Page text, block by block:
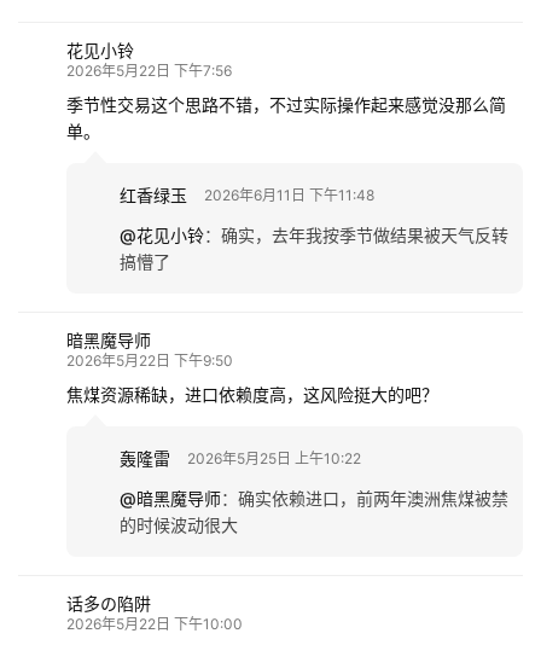
花见小铃
2026年5月22日 下午7:56
季节性交易这个思路不错，不过实际操作起来感觉没那么简
单。
红香绿玉 2026年6月11日 下午11:48
@花见小铃： 确实，去年我按季节做结果被天气反转
搞懵了
暗黑魔导师
2026年5月22日 下午9:50
焦煤资源稀缺，进口依赖度高，这风险挺大的吧？
轰隆雷 2026年5月25日 上午10:22
@暗黑魔导师： 确实依赖进口，前两年澳洲焦煤被禁
的时候波动很大
话多の陷阱
2026年5月22日 下午10:00